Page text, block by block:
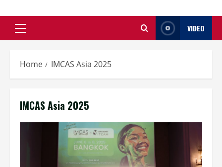
Primary
VIDEO
Home IMCAS Asia 2025
IMCAS Asia 2025